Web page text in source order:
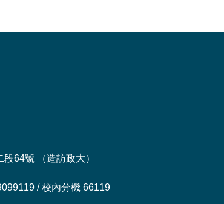
段64號 （造訪政大）
/ 校內分機 66119